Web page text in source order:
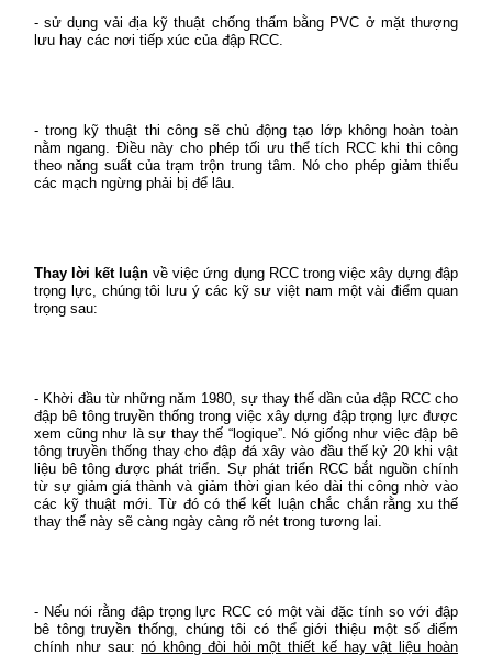
- sử dụng vải địa kỹ thuật chống thấm bằng PVC ở mặt thượng
lưu hay các nơi tiếp xúc của đập RCC.
- trong kỹ thuật thi công sẽ chủ động tạo lớp không hoàn toàn
nằm ngang. Điều này cho phép tối ưu thể tích RCC khi thi công
theo năng suất của trạm trộn trung tâm. Nó cho phép giảm thiểu
các mạch ngừng phải bị để lâu.
Thay lời kết luận về việc ứng dụng RCC trong việc xây dựng đập
trọng lực, chúng tôi lưu ý các kỹ sư việt nam một vài điểm quan
trọng sau:
- Khời đầu từ những năm 1980, sự thay thế dần của đập RCC cho
đập bê tông truyền thống trong việc xây dựng đập trọng lực được
xem cũng như là sự thay thế “logique”. Nó giống như việc đập bê
tông truyền thống thay cho đập đá xây vào đầu thế kỷ 20 khi vật
liệu bê tông được phát triển. Sự phát triển RCC bắt nguồn chính
từ sự giảm giá thành và giảm thời gian kéo dài thi công nhờ vào
các kỹ thuật mới. Từ đó có thể kết luận chắc chắn rằng xu thế
thay thế này sẽ càng ngày càng rõ nét trong tương lai.
- Nếu nói rằng đập trọng lực RCC có một vài đặc tính so với đập
bê tông truyền thống, chúng tôi có thể giới thiệu một số điểm
chính như sau:nó không đòi hỏi một thiết kế hay vật liệu hoàn